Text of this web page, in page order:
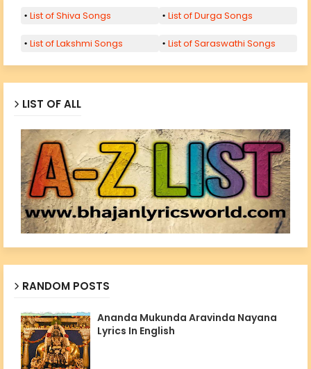
List of Shiva Songs List of Durga Songs
List of Lakshmi Songs List of Saraswathi Songs
LIST OF ALL
RANDOM POSTS
Ananda Mukunda Aravinda Nayana
Lyrics In English